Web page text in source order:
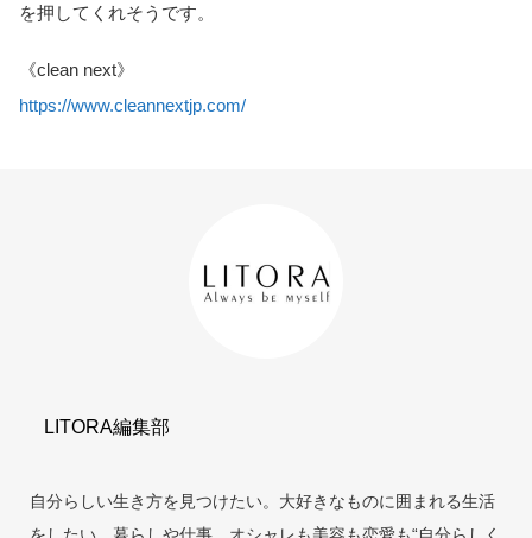
を押してくれそうです。
《clean next》
https://www.cleannextjp.com/
LITORA編集部
自分らしい生き方を見つけたい。大好きなものに囲まれる生活